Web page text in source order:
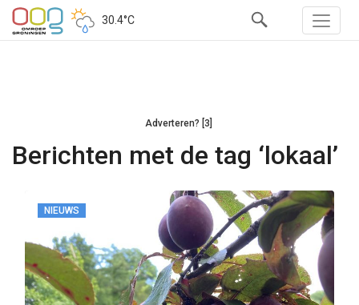
30.4°C
Adverteren? [3]
Berichten met de tag ‘lokaal’
NIEUWS